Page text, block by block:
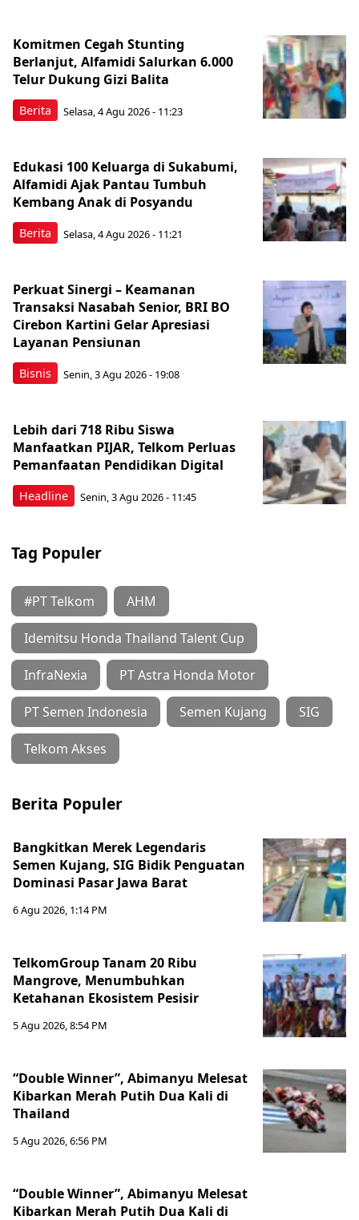
Berita
Komitmen Cegah Stunting
Berlanjut, Alfamidi Salurkan 6.000
Telur Dukung Gizi Balita
Selasa, 4 Agu 2026 - 11:23
Berita
Edukasi 100 Keluarga di Sukabumi,
Alfamidi Ajak Pantau Tumbuh
Kembang Anak di Posyandu
Selasa, 4 Agu 2026 - 11:21
Bisnis
Perkuat Sinergi – Keamanan
Transaksi Nasabah Senior, BRI BO
Cirebon Kartini Gelar Apresiasi
Layanan Pensiunan
Senin, 3 Agu 2026 - 19:08
Headline
Lebih dari 718 Ribu Siswa
Manfaatkan PIJAR, Telkom Perluas
Pemanfaatan Pendidikan Digital
Senin, 3 Agu 2026 - 11:45
Tag Populer
#PT Telkom AHM
Idemitsu Honda Thailand Talent Cup
InfraNexia PT Astra Honda Motor
PT Semen Indonesia Semen Kujang SIG
Telkom Akses
Berita Populer
Bangkitkan Merek Legendaris
Semen Kujang, SIG Bidik Penguatan
Dominasi Pasar Jawa Barat
6 Agu 2026, 1:14 PM
TelkomGroup Tanam 20 Ribu
Mangrove, Menumbuhkan
Ketahanan Ekosistem Pesisir
5 Agu 2026, 8:54 PM
“Double Winner”, Abimanyu Melesat
Kibarkan Merah Putih Dua Kali di
Thailand
5 Agu 2026, 6:56 PM
“Double Winner”, Abimanyu Melesat
Kibarkan Merah Putih Dua Kali di